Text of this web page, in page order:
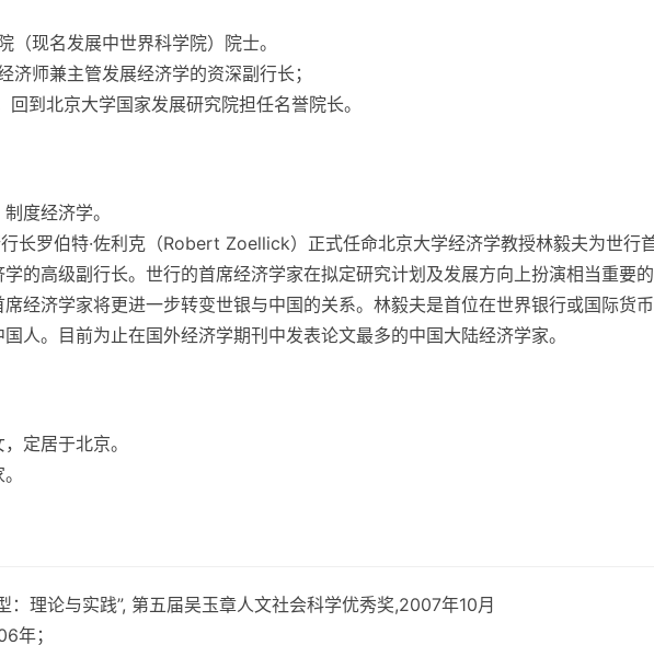
现名发展中世界科学院）院士。
师兼主管发展经济学的资深副行长；
到北京大学国家发展研究院担任名誉院长。
度经济学。
长罗伯特·佐利克（Robert Zoellick）正式任命北京大学经济学教授林毅夫为世行
的高级副行长。世行的首席经济学家在拟定研究计划及发展方向上扮演相当重要
经济学家将更进一步转变世银与中国的关系。林毅夫是首位在世界银行或国际货
人。目前为止在国外经济学期刊中发表论文最多的中国大陆经济学家。
定居于北京。
：理论与实践”, 第五届吴玉章人文社会科学优秀奖,2007年10月
年；